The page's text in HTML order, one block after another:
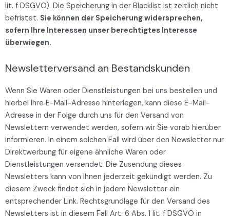
lit. f DSGVO). Die Speicherung in der Blacklist ist zeitlich nicht
befristet. Sie können der Speicherung widersprechen,
sofern Ihre Interessen unser berechtigtes Interesse
überwiegen.
Newsletterversand an Bestandskunden
Wenn Sie Waren oder Dienstleistungen bei uns bestellen und
hierbei Ihre E-Mail-Adresse hinterlegen, kann diese E-Mail-
Adresse in der Folge durch uns für den Versand von
Newslettern verwendet werden, sofern wir Sie vorab hierüber
informieren. In einem solchen Fall wird über den Newsletter nur
Direktwerbung für eigene ähnliche Waren oder
Dienstleistungen versendet. Die Zusendung dieses
Newsletters kann von Ihnen jederzeit gekündigt werden. Zu
diesem Zweck findet sich in jedem Newsletter ein
entsprechender Link. Rechtsgrundlage für den Versand des
Newsletters ist in diesem Fall Art. 6 Abs. 1 lit. f DSGVO in